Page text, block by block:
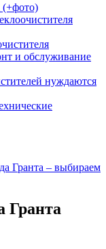
(+фото)
и обслуживание
нуждаются
Гранта – выбираем
Гранта